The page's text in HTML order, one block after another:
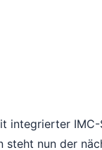
integrierter
nun der